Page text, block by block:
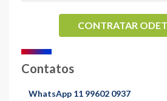
CONTRATAR
Contatos
WhatsApp 11 99602 0937